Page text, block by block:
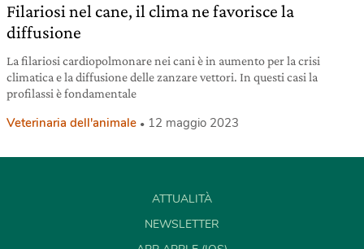
Filariosi nel cane, il clima ne favorisce la
diffusione
La filariosi cardiopolmonare nei cani è in aumento per la crisi
climatica e la diffusione delle zanzare vettori. In questi casi la
profilassi è fondamentale
Veterinaria dell'animale 12 maggio 2023
ATTUALITÀ
NEWSLETTER